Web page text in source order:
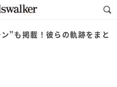
”も掲載！彼らの軌跡をまと